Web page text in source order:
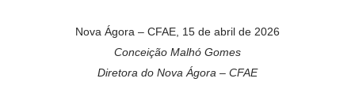
Nova Ágora – CFAE, 15 de abril de 2026
Conceição Malhó Gomes
Diretora do Nova Ágora – CFAE